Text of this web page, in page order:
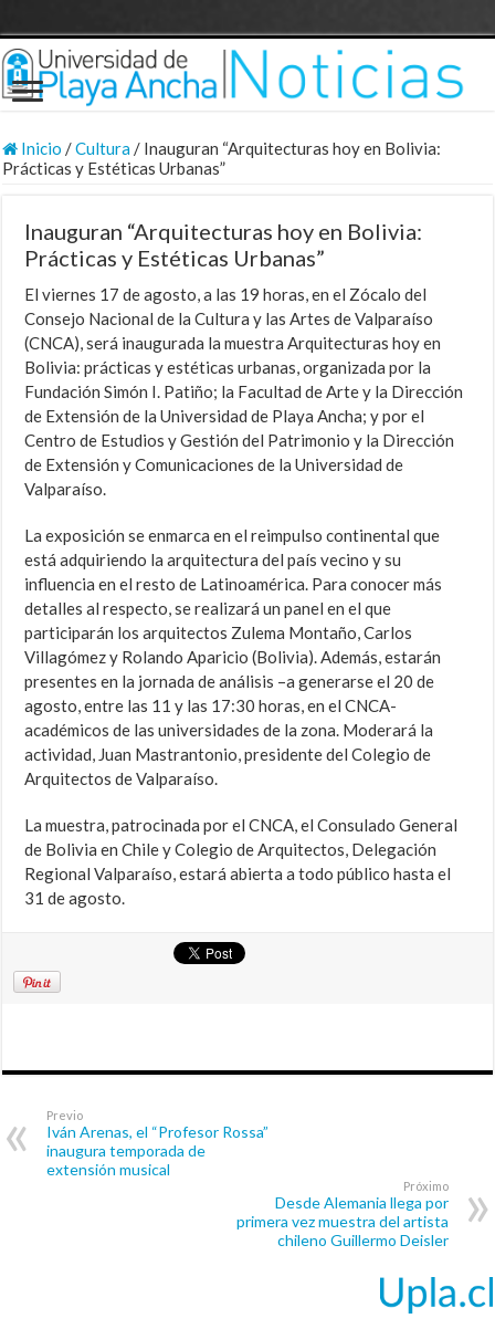
Inicio /Cultura/ Inauguran “Arquitecturas hoy en Bolivia:
Prácticas y Estéticas Urbanas”
Inauguran “Arquitecturas hoy en Bolivia:
Prácticas y Estéticas Urbanas”
El viernes 17 de agosto, a las 19 horas, en el Zócalo del
Consejo Nacional de la Cultura y las Artes de Valparaíso
(CNCA), será inaugurada la muestra Arquitecturas hoy en
Bolivia: prácticas y estéticas urbanas, organizada por la
Fundación Simón I. Patiño; la Facultad de Arte y la Dirección
de Extensión de la Universidad de Playa Ancha; y por el
Centro de Estudios y Gestión del Patrimonio y la Dirección
de Extensión y Comunicaciones de la Universidad de
Valparaíso.
La exposición se enmarca en el reimpulso continental que
está adquiriendo la arquitectura del país vecino y su
influencia en el resto de Latinoamérica. Para conocer más
detalles al respecto, se realizará un panel en el que
participarán los arquitectos Zulema Montaño, Carlos
Villagómez y Rolando Aparicio (Bolivia). Además, estarán
presentes en la jornada de análisis –a generarse el 20 de
agosto, entre las 11 y las 17:30 horas, en el CNCA-
académicos de las universidades de la zona. Moderará la
actividad, Juan Mastrantonio, presidente del Colegio de
Arquitectos de Valparaíso.
La muestra, patrocinada por el CNCA, el Consulado General
de Bolivia en Chile y Colegio de Arquitectos, Delegación
Regional Valparaíso, estará abierta a todo público hasta el
31 de agosto.
Previo
Iván Arenas, el “Profesor Rossa”
inaugura temporada de
extensión musical
Próximo
Desde Alemania llega por
primera vez muestra del artista
chileno Guillermo Deisler